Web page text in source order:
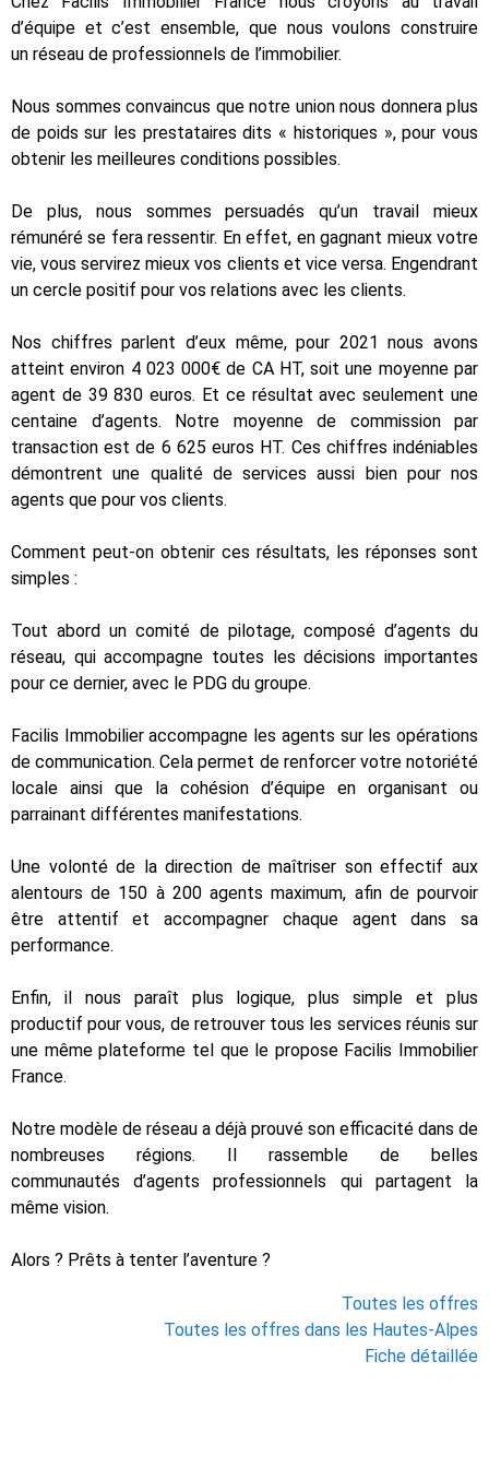
d’équipe et c’est ensemble, que nous voulons construire
un réseau de professionnels de l’immobilier.
Nous sommes convaincus que notre union nous donnera plus
de poids sur les prestataires dits « historiques », pour vous
obtenir les meilleures conditions possibles.
De plus, nous sommes persuadés qu’un travail mieux
rémunéré se fera ressentir. En effet, en gagnant mieux votre
vie, vous servirez mieux vos clients et vice versa. Engendrant
un cercle positif pour vos relations avec les clients.
Nos chiffres parlent d’eux même, pour 2021 nous avons
atteint environ 4 023 000€ de CA HT, soit une moyenne par
agent de 39 830 euros. Et ce résultat avec seulement une
centaine d’agents. Notre moyenne de commission par
transaction est de 6 625 euros HT. Ces chiffres indéniables
démontrent une qualité de services aussi bien pour nos
agents que pour vos clients.
Comment peut-on obtenir ces résultats, les réponses sont
simples :
Tout abord un comité de pilotage, composé d’agents du
réseau, qui accompagne toutes les décisions importantes
pour ce dernier, avec le PDG du groupe.
Facilis Immobilier accompagne les agents sur les opérations
de communication. Cela permet de renforcer votre notoriété
locale ainsi que la cohésion d’équipe en organisant ou
parrainant différentes manifestations.
Une volonté de la direction de maîtriser son effectif aux
alentours de 150 à 200 agents maximum, afin de pourvoir
être attentif et accompagner chaque agent dans sa
performance.
Enfin, il nous paraît plus logique, plus simple et plus
productif pour vous, de retrouver tous les services réunis sur
une même plateforme tel que le propose Facilis Immobilier
France.
Notre modèle de réseau a déjà prouvé son efficacité dans de
nombreuses régions. Il rassemble de belles
communautés d’agents professionnels qui partagent la
même vision.
Alors ? Prêts à tenter l’aventure ?
Toutes les offres
Toutes les offres dans les Hautes-Alpes
Fiche détaillée